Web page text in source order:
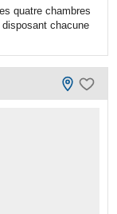
quatre chambres
chacune